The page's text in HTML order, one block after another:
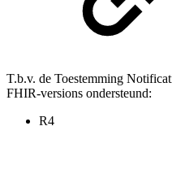
T.b.v. de Toestemming
FHIR-versions ondersteund:
R4